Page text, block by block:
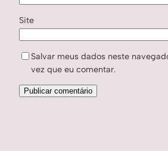
Site
Salvar meus dados neste
vez que eu comentar.